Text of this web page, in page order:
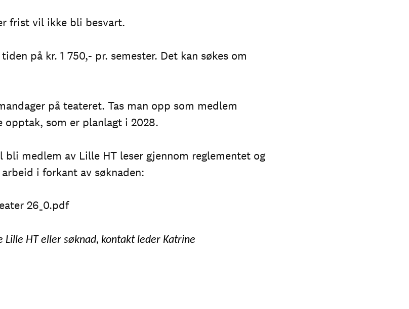
frist vil ikke bli besvart.
på kr. 1 750,- pr. semester. Det kan søkes om
på teateret. Tas man opp som medlem
opptak, som er planlagt i 2028.
bli medlem av Lille HT leser gjennom reglementet og
i forkant av søknaden:
26_0.pdf
Lille HT eller søknad, kontakt leder Katrine